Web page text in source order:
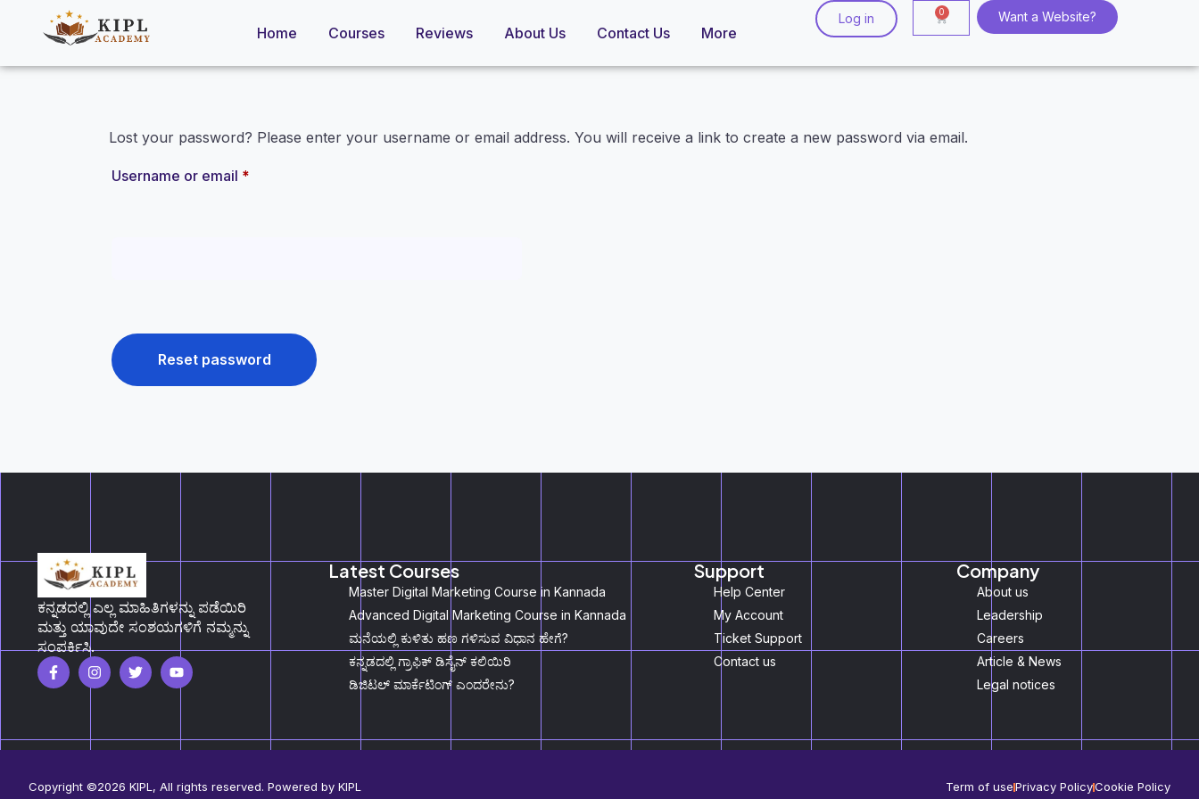
Home Courses Reviews About Us Contact Us More
Log in Want a Website?
Lost your password? Please enter your username or email address. You will receive a link to create a new password via email.
Username or email *
Reset password
ಕನ್ನಡದಲ್ಲಿ ಎಲ್ಲ ಮಾಹಿತಿಗಳನ್ನು ಪಡೆಯಿರಿ
ಮತ್ತು ಯಾವುದೇ ಸಂಶಯಗಳಿಗೆ ನಮ್ಮನ್ನು
ಸಂಪರ್ಕಿಸಿ.
Latest Courses
Master Digital Marketing Course in Kannada
Advanced Digital Marketing Course in Kannada
ಮನೆಯಲ್ಲಿ ಕುಳಿತು ಹಣ ಗಳಿಸುವ ವಿಧಾನ ಹೇಗೆ?
ಕನ್ನಡದಲ್ಲಿ ಗ್ರಾಫಿಕ್‌ ಡಿಸೈನ್‌ ಕಲಿಯಿರಿ
ಡಿಜಿಟಲ್‌ ಮಾರ್ಕೆಟಿಂಗ್‌ ಎಂದರೇನು?
Support
Help Center
My Account
Ticket Support
Contact us
Company
About us
Leadership
Careers
Article & News
Legal notices
Copyright ©2026 KIPL, All rights reserved. Powered by KIPL Term of usePrivacy PolicyCookie Policy